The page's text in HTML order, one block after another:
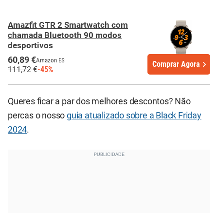
Amazfit GTR 2 Smartwatch com
chamada Bluetooth 90 modos
desportivos
60,89 €Amazon ES
111,72 €-45%
Comprar Agora
Queres ficar a par dos melhores descontos? Não
percas o nossoguia atualizado sobre a Black Friday
2024.